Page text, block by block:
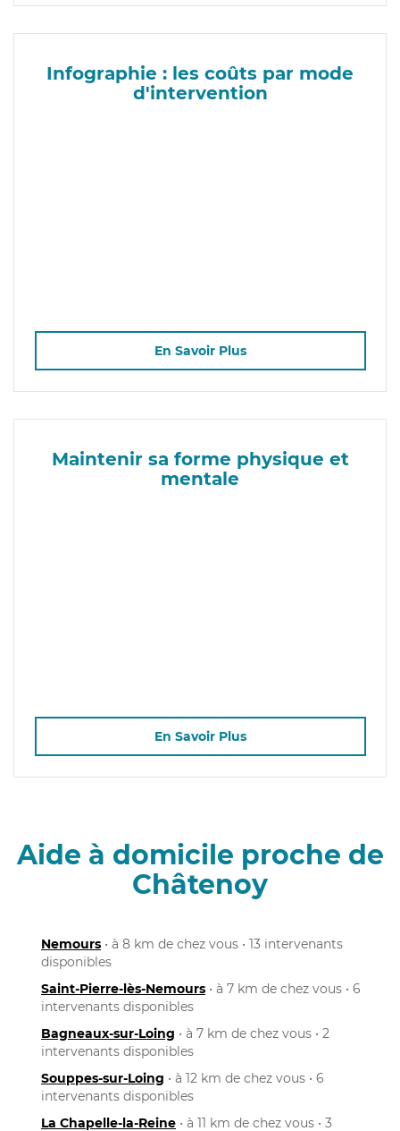
Infographie : les coûts par mode
d'intervention
En Savoir Plus
Maintenir sa forme physique et
mentale
En Savoir Plus
Aide à domicile proche de
Châtenoy
Nemours • à 8 km de chez vous • 13 intervenants
disponibles
Saint-Pierre-lès-Nemours • à 7 km de chez vous • 6
intervenants disponibles
Bagneaux-sur-Loing • à 7 km de chez vous • 2
intervenants disponibles
Souppes-sur-Loing • à 12 km de chez vous • 6
intervenants disponibles
La Chapelle-la-Reine • à 11 km de chez vous • 3